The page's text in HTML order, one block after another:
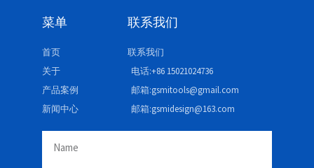
菜单
首页
关于
产品案例
新闻中心
联系我们
联系我们
电话:+86 15021024736
邮箱:gsmitools@gmail.com
邮箱:gsmidesign@163.com